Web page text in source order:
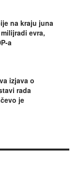
na kraju juna
evra,
a
izjava o
rada
je